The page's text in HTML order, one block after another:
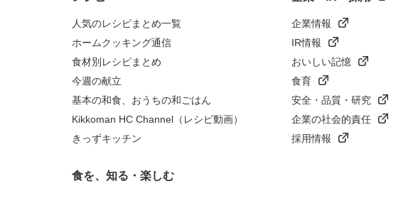
人気のレシピまとめ一覧
ホームクッキング通信
食材別レシピまとめ
今週の献立
基本の和食、おうちの和ごはん
Kikkoman HC Channel（レシピ動画）
きっずキッチン
食を、知る・楽しむ
企業情報
IR情報
おいしい記憶
食育
安全・品質・研究
企業の社会的責任
採用情報